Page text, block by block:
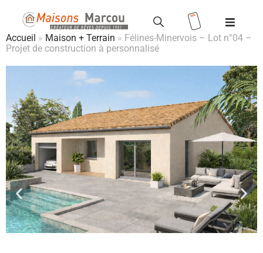
Modèles
Terrains
Valoriser votre terrain
Maisons
+ terrains
Location
/ Accession
Vente HLM
Accueil » Maison + Terrain » Félines-Minervois – Lot n°04 –
Projet de construction à personnalisé